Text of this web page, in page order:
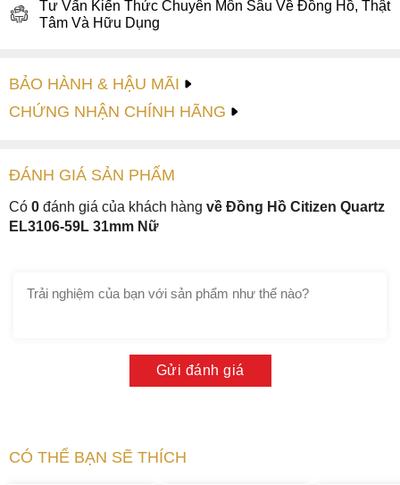
Tư Vấn Kiến Thức Chuyên Môn Sâu Về Đồng Hồ, Thật
Tâm Và Hữu Dụng
BẢO HÀNH & HẬU MÃI
CHỨNG NHẬN CHÍNH HÃNG
ĐÁNH GIÁ SẢN PHẤM
Có 0 đánh giá của khách hàng về Đồng Hồ Citizen Quartz
EL3106-59L 31mm Nữ
Gửi đánh giá
CÓ THỂ BẠN SẼ THÍCH